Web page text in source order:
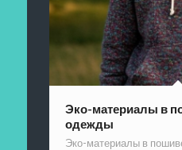
Эко-материалы в
одежды
Эко-материалы в